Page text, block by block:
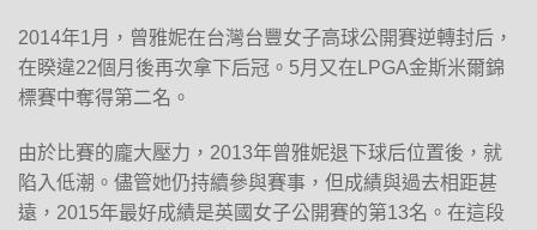
2014年1月，曾雅妮在台灣台豐女子高球公開賽逆轉封后，
在睽違22個月後再次拿下后冠。5月又在LPGA金斯米爾錦
標賽中奪得第二名。
由於比賽的龐大壓力，2013年曾雅妮退下球后位置後，就
陷入低潮。儘管她仍持續參與賽事，但成績與過去相距甚
遠，2015年最好成績是英國女子公開賽的第13名。在這段